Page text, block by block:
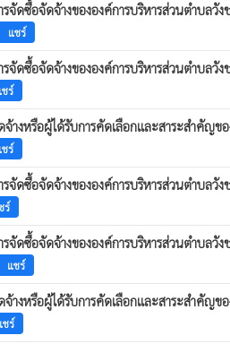
รจัดซื้อจัดจ้างขององค์การบริหารส่วนตำบ
แชร์
ารจัดซื้อจัดจ้างขององค์การบริหารส่วนตำบ
ร์
างหรือผู้ได้รับการคัดเลือกและสาระสำ
ร์
ารจัดซื้อจัดจ้างขององค์การบริหารส่วนตำบ
ร์
รจัดซื้อจัดจ้างขององค์การบริหารส่วนตำบ
แชร์
างหรือผู้ได้รับการคัดเลือกและสาระสำ
ชร์